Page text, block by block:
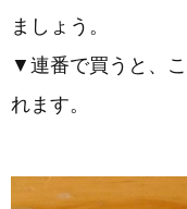
ましょう。
▼連番で買うと、
れます。